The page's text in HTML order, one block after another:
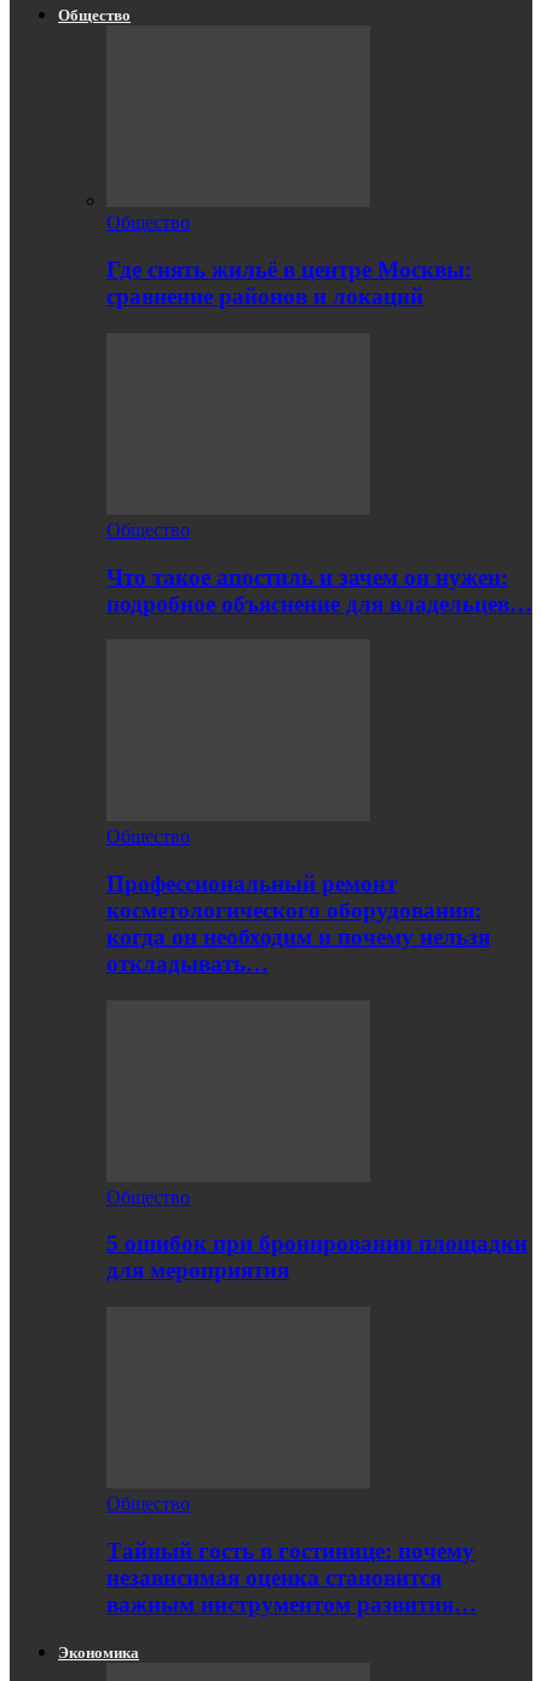
Общество
Общество
Где снять жильё в центре Москвы:
сравнение районов и локаций
Общество
Что такое апостиль и зачем он нужен:
подробное объяснение для владельцев…
Общество
Профессиональный ремонт
косметологического оборудования:
когда он необходим и почему нельзя
откладывать…
Общество
5 ошибок при бронировании площадки
для мероприятия
Общество
Тайный гость в гостинице: почему
независимая оценка становится
важным инструментом развития…
Экономика